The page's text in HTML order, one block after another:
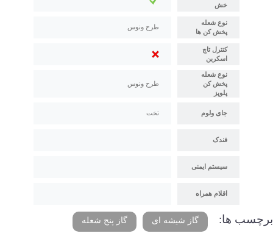
خش
نوع شعله
پخش کن ها
طرح ونوس
کنترل تاچ
اسکرین
نوع شعله
پخش کن
پلوپز
طرح ونوس
جای ولوم تخت
فندک
سیستم ایمنی
اقلام همراه
برچسب ها: گاز شیشه ای گاز پنج شعله